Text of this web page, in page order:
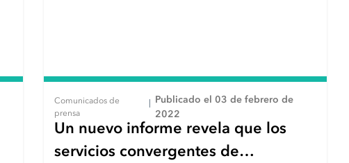
Comunicados de
prensa
Publicado el 03 de febrero de
2022
Un nuevo informe revela que los
servicios convergentes de